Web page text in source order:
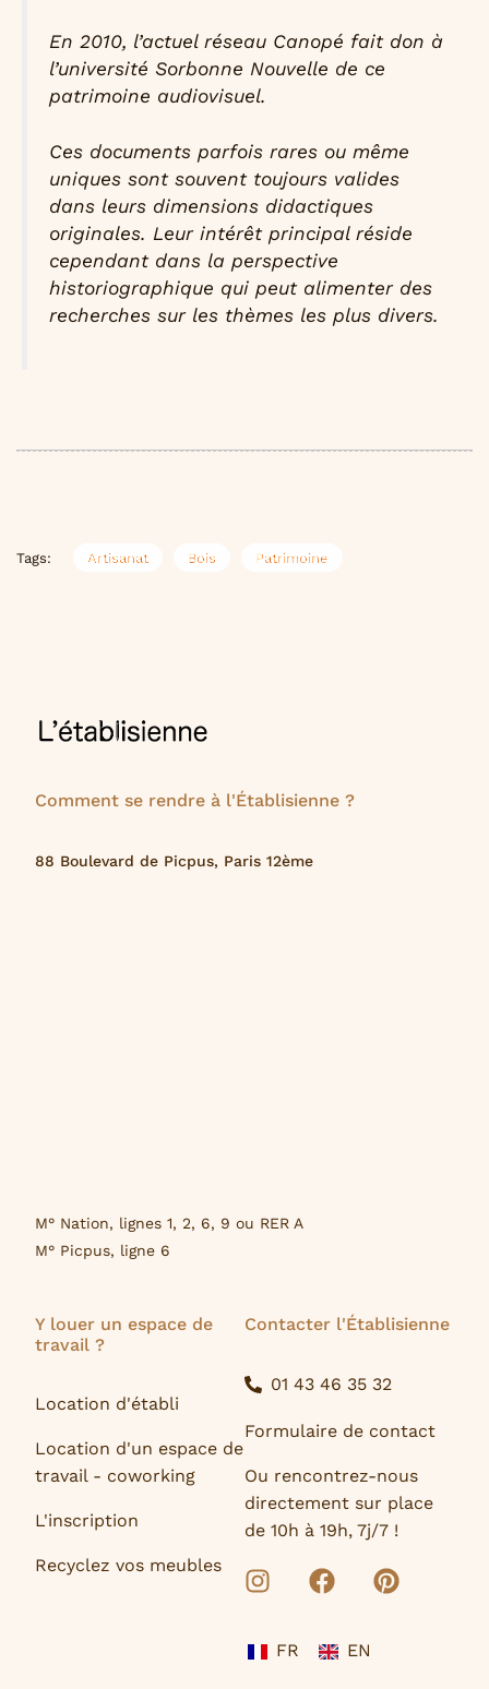
En 2010, l’actuel réseau Canopé fait don à
l’université Sorbonne Nouvelle de ce
patrimoine audiovisuel.
Ces documents parfois rares ou même
uniques sont souvent toujours valides
dans leurs dimensions didactiques
originales. Leur intérêt principal réside
cependant dans la perspective
historiographique qui peut alimenter des
recherches sur les thèmes les plus divers.
Tags: Artisanat Bois Patrimoine
Comment se rendre à l'Établisienne ?
88 Boulevard de Picpus, Paris 12ème
M° Nation, lignes 1, 2, 6, 9 ou RER A
M° Picpus, ligne 6
Y louer un espace de
travail ?
Location d'établi
Location d'un espace de
travail - coworking
L'inscription
Recyclez vos meubles
Contacter l'Établisienne
01 43 46 35 32
Formulaire de contact
Ou rencontrez-nous
directement sur place
de 10h à 19h, 7j/7 !
FR EN